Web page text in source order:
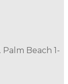
Palm Beach 1-